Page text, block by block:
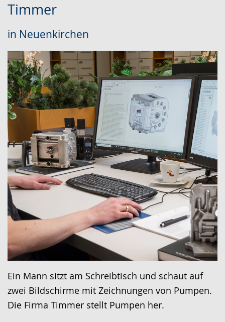
Timmer
in Neuenkirchen
Ein Mann sitzt am Schreibtisch und schaut auf
zwei Bildschirme mit Zeichnungen von Pumpen.
Die Firma Timmer stellt Pumpen her.